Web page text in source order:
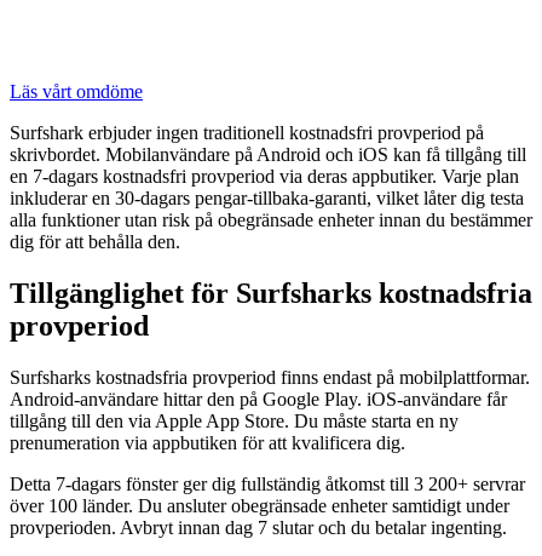
Läs vårt omdöme
Surfshark erbjuder ingen traditionell kostnadsfri provperiod på
skrivbordet. Mobilanvändare på Android och iOS kan få tillgång till
en 7-dagars kostnadsfri provperiod via deras appbutiker. Varje plan
inkluderar en 30-dagars pengar-tillbaka-garanti, vilket låter dig testa
alla funktioner utan risk på obegränsade enheter innan du bestämmer
dig för att behålla den.
Tillgänglighet för Surfsharks kostnadsfria
provperiod
Surfsharks kostnadsfria provperiod finns endast på mobilplattformar.
Android-användare hittar den på Google Play. iOS-användare får
tillgång till den via Apple App Store. Du måste starta en ny
prenumeration via appbutiken för att kvalificera dig.
Detta 7-dagars fönster ger dig fullständig åtkomst till 3 200+ servrar
över 100 länder. Du ansluter obegränsade enheter samtidigt under
provperioden. Avbryt innan dag 7 slutar och du betalar ingenting.